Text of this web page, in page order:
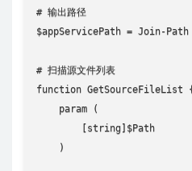
# 输出路径
$appServicePath = Join-
# 扫描源文件列表
function GetSourceFileList
    param (
        [string]$Path
    )